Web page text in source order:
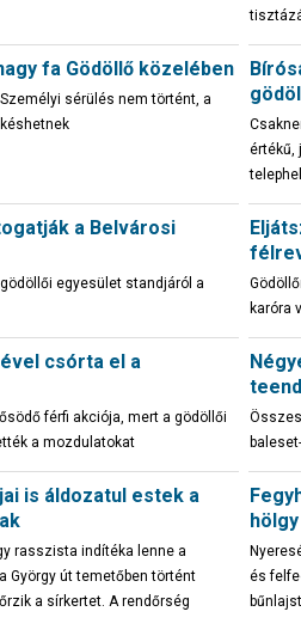
fa Gödöllő közelében
sérülés nem történt, a
értékű,
a Belvárosi
egyesület standjáról a
karóra
csórta el a
férfi akciója, mert a gödöllői
a mozdulatokat
is áldozatul estek a
rasszista indítéka lenne a
György út temetőben történt
a sírkertet. A rendőrség
és